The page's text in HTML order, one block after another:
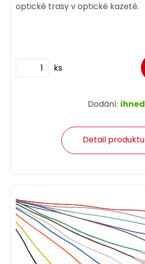
optické trasy v optické kazetě.
ks
Dodání: ihned
Detail produktu